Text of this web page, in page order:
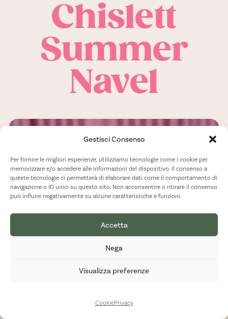
Gestisci Consenso
Per fornire le migliori esperienze, utilizziamo tecnologie come i cookie per
memorizzare e/o accedere alle informazioni del dispositivo. Il consenso a
queste tecnologie ci permetterà di elaborare dati come il comportamento di
navigazione o ID unici su questo sito. Non acconsentire o ritirare il consenso
può influire negativamente su alcune caratteristiche e funzioni.
Accetta
Nega
Visualizza preferenze
CookiePrivacy
Chislett
Summer
Navel